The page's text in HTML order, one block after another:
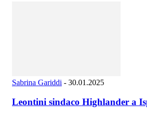
Sabrina Gariddi - 30.01.2025
Leontini sindaco Highlander a